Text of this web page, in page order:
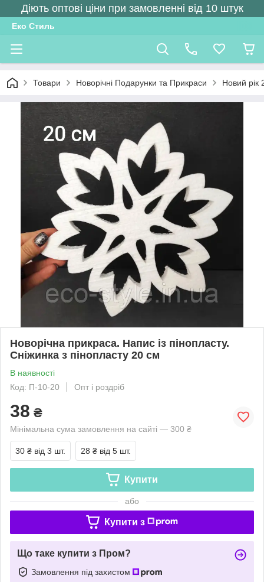
Діють оптові ціни при замовленні від 10 штук
Еко Стиль
Товари Новорічні Подарунки та Прикраси Новий рік
Новорічна прикраса. Напис із пінопласту.
Сніжинка з пінопласту 20 см
В наявності
Код: П-10-20
Опт і роздріб
38 ₴
Мінімальна сума замовлення на сайті — 300 ₴
30 ₴ від 3 шт. 28 ₴ від 5 шт.
Купити
або
Купити з
Що таке купити з Пром?
Замовлення під захистом